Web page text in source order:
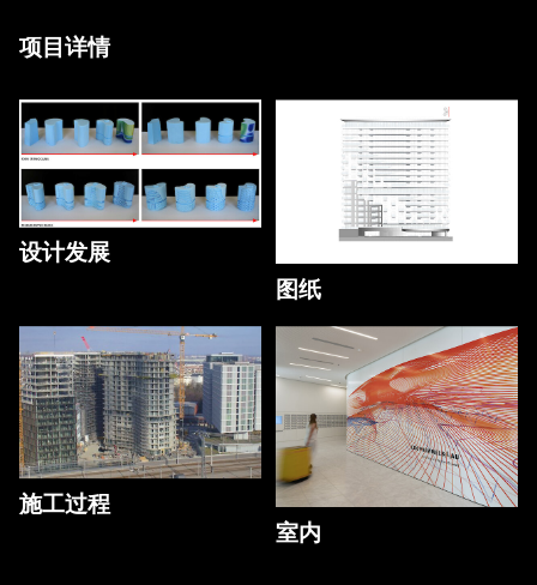
项目详情
设计发展
图纸
施工过程
室内Duccio Malagamba